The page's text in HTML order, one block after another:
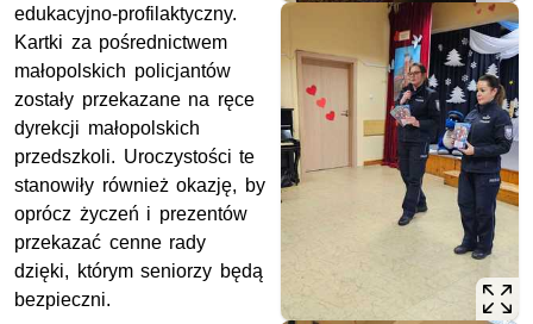
edukacyjno-profilaktyczny.
Kartki za pośrednictwem
małopolskich policjantów
zostały przekazane na ręce
dyrekcji małopolskich
przedszkoli. Uroczystości te
stanowiły również okazję, by
oprócz życzeń i prezentów
przekazać cenne rady
dzięki, którym seniorzy będą
bezpieczni.